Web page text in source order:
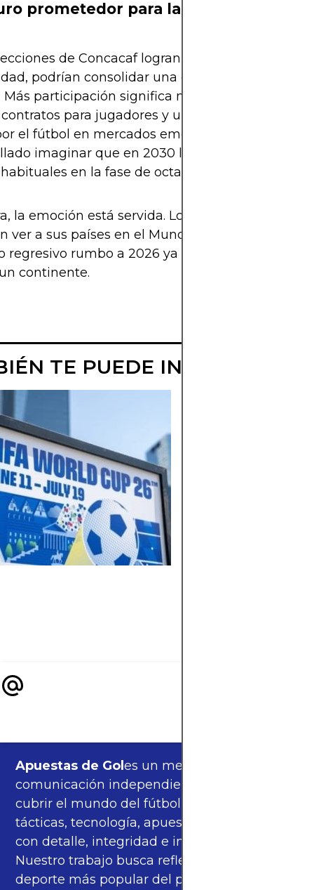
prometedor para la región
de Concacaf logran aprovechar esta
podrían consolidar una década dorada para
Más participación significa más exposición
para jugadores y un aumento general
el fútbol en mercados emergentes. No sería
imaginar que en 2030 la región tenga
en la fase de octavos o cuartos de
la emoción está servida. Los hinchas ya
ver a sus países en el Mundial más grande de
regresivo rumbo a 2026 ya empezó, y con él, la
continente.
TE PUEDE INTERESAR
Apuestas de Goles un medio de
comunicación independiente, orgulloso de
cubrir el mundo del fútbol —partidos,
tácticas, tecnología, apuestas y cultura—
con detalle, integridad e imparcialidad.
Nuestro trabajo busca reflejar la pasión del
deporte más popular del planeta con una